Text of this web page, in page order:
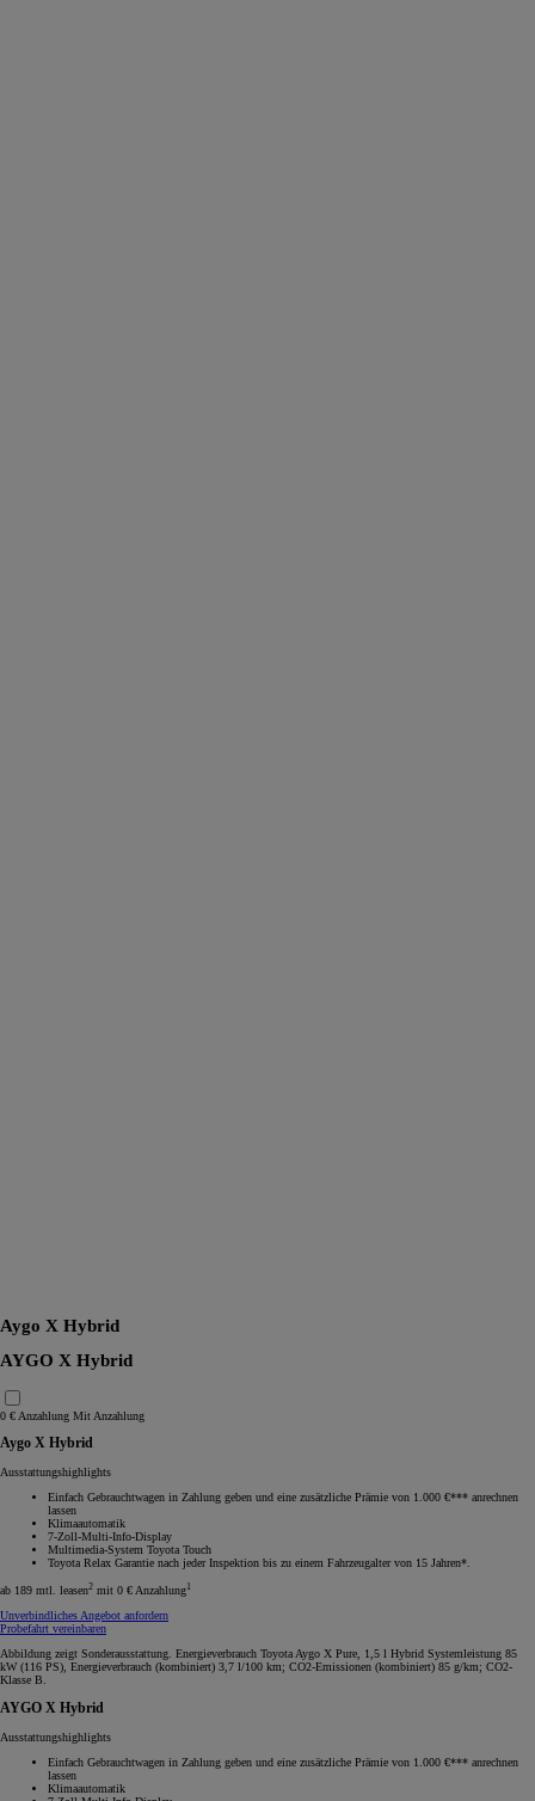
Aygo X Hybrid
AYGO X Hybrid
0 € Anzahlung Mit Anzahlung
Aygo X Hybrid
Ausstattungshighlights
Einfach Gebrauchtwagen in Zahlung geben und eine zusätzliche Prämie von 1.000 €*** anrechnen
lassen
Klimaautomatik
7-Zoll-Multi-Info-Display
Multimedia-System Toyota Touch
Toyota Relax Garantie nach jeder Inspektion bis zu einem Fahrzeugalter von 15 Jahren*.
ab 189 mtl. leasen2 mit 0 € Anzahlung1
Unverbindliches Angebot anfordern
Probefahrt vereinbaren
Abbildung zeigt Sonderausstattung. Energieverbrauch Toyota Aygo X Pure, 1,5 l Hybrid Systemleistung 85
kW (116 PS), Energieverbrauch (kombiniert) 3,7 l/100 km; CO2-Emissionen (kombiniert) 85 g/km; CO2-
Klasse B.
AYGO X Hybrid
Ausstattungshighlights
Einfach Gebrauchtwagen in Zahlung geben und eine zusätzliche Prämie von 1.000 €*** anrechnen
lassen
Klimaautomatik